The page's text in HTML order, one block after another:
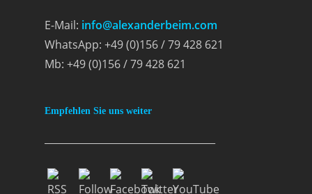
E-Mail: info@alexanderbeim.com
WhatsApp: +49 (0)156 / 79 428 621
Mb: +49 (0)156 / 79 428 621
Empfehlen Sie uns weiter